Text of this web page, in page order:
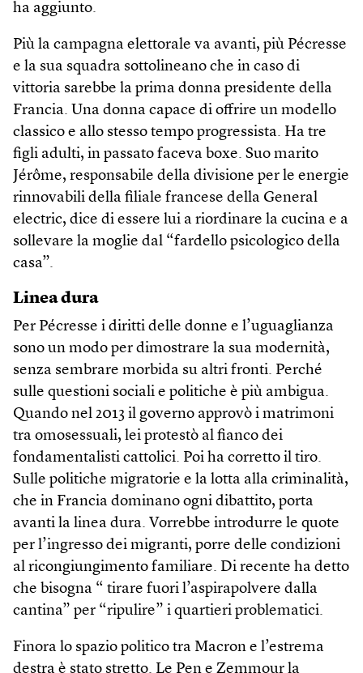
ha aggiunto.
Più la campagna elettorale va avanti, più Pécresse
e la sua squadra sottolineano che in caso di
vittoria sarebbe la prima donna presidente della
Francia. Una donna capace di offrire un modello
classico e allo stesso tempo progressista. Ha tre
figli adulti, in passato faceva boxe. Suo marito
Jérôme, responsabile della divisione per le energie
rinnovabili della filiale francese della General
electric, dice di essere lui a riordinare la cucina e a
sollevare la moglie dal “fardello psicologico della
casa”.
Linea dura
Per Pécresse i diritti delle donne e l’uguaglianza
sono un modo per dimostrare la sua modernità,
senza sembrare morbida su altri fronti. Perché
sulle questioni sociali e politiche è più ambigua.
Quando nel 2013 il governo approvò i matrimoni
tra omosessuali, lei protestò al fianco dei
fondamentalisti cattolici. Poi ha corretto il tiro.
Sulle politiche migratorie e la lotta alla criminalità,
che in Francia dominano ogni dibattito, porta
avanti la linea dura. Vorrebbe introdurre le quote
per l’ingresso dei migranti, porre delle condizioni
al ricongiungimento familiare. Di recente ha detto
che bisogna “ tirare fuori l’aspirapolvere dalla
cantina” per “ripulire” i quartieri problematici.
Finora lo spazio politico tra Macron e l’estrema
destra è stato stretto. Le Pen e Zemmour la